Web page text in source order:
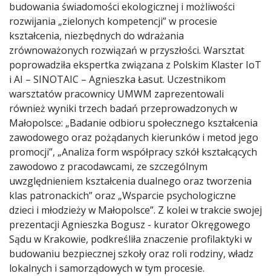
budowania świadomości ekologicznej i możliwości
rozwijania „zielonych kompetencji” w procesie
kształcenia, niezbędnych do wdrażania
zrównoważonych rozwiązań w przyszłości. Warsztat
poprowadziła ekspertka związana z Polskim Klaster IoT
i AI – SINOTAIC – Agnieszka Łasut. Uczestnikom
warsztatów pracownicy UMWM zaprezentowali
również wyniki trzech badań przeprowadzonych w
Małopolsce: „Badanie odbioru społecznego kształcenia
zawodowego oraz pożądanych kierunków i metod jego
promocji”, „Analiza form współpracy szkół kształcących
zawodowo z pracodawcami, ze szczególnym
uwzględnieniem kształcenia dualnego oraz tworzenia
klas patronackich” oraz „Wsparcie psychologiczne
dzieci i młodzieży w Małopolsce”. Z kolei w trakcie swojej
prezentacji Agnieszka Bogusz - kurator Okręgowego
Sądu w Krakowie, podkreśliła znaczenie profilaktyki w
budowaniu bezpiecznej szkoły oraz roli rodziny, władz
lokalnych i samorządowych w tym procesie.